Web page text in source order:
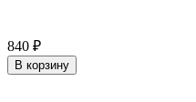
840 ₽
В корзину